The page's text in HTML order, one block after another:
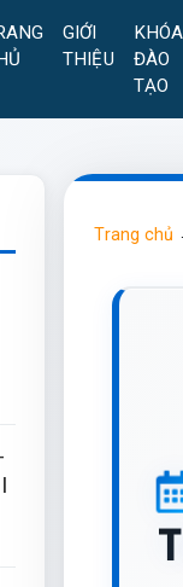
GIỚI
THIỆU
KHÓA
ĐÀO
TẠO
Trang chủ